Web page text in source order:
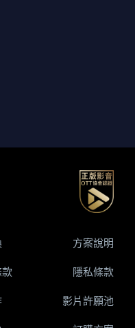
方案說明
隱私條款
影片許願池